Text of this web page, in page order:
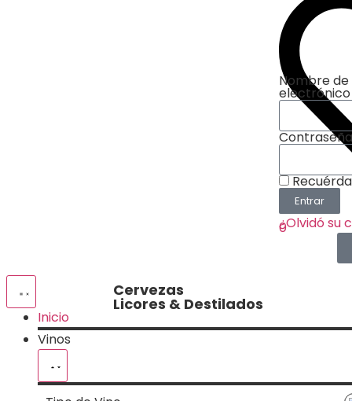
Favoritos
0
Nombre
electrónico
Entrar
¿Olvidó su
Inicio
Vinos
Cervezas
Licores & Destilados